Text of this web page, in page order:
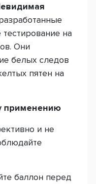
на
Они
белых следов
пятен на
применению
и не
баллон перед